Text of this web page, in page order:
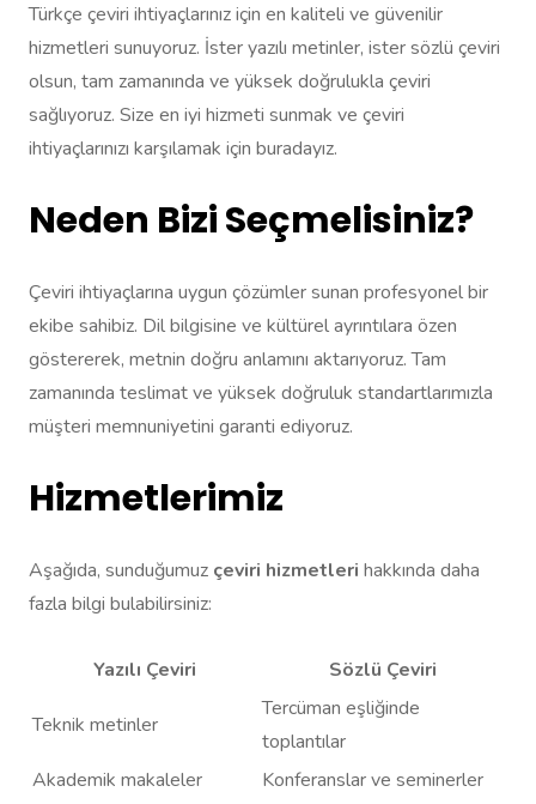
Türkçe çeviri ihtiyaçlarınız için en kaliteli ve güvenilir
hizmetleri sunuyoruz. İster yazılı metinler, ister sözlü çeviri
olsun, tam zamanında ve yüksek doğrulukla çeviri
sağlıyoruz. Size en iyi hizmeti sunmak ve çeviri
ihtiyaçlarınızı karşılamak için buradayız.
Neden Bizi Seçmelisiniz?
Çeviri ihtiyaçlarına uygun çözümler sunan profesyonel bir
ekibe sahibiz. Dil bilgisine ve kültürel ayrıntılara özen
göstererek, metnin doğru anlamını aktarıyoruz. Tam
zamanında teslimat ve yüksek doğruluk standartlarımızla
müşteri memnuniyetini garanti ediyoruz.
Hizmetlerimiz
Aşağıda, sunduğumuz çeviri hizmetleri hakkında daha
fazla bilgi bulabilirsiniz:
Yazılı Çeviri Sözlü Çeviri
Teknik metinler
Tercüman eşliğinde
toplantılar
Akademik makaleler
Konferanslar ve seminerler